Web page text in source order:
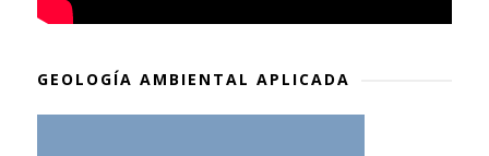
GEOLOGÍA AMBIENTAL APLICADA